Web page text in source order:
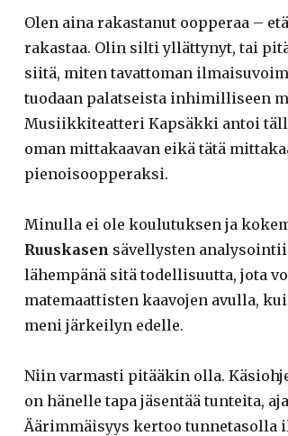
Olen aina rakastanut oopperaa –
rakastaa. Olin silti yllättynyt, tai
siitä, miten tavattoman
tuodaan palatseista inhimilliseen
Musiikkiteatteri Kapsäkki antoi
oman mittakaavan eikä tätä
pienoisoopperaksi.
Minulla ei ole koulutuksen ja
Ruuskasen sävellysten
lähempänä sitä todellisuutta, jota
matemaattisten kaavojen avulla,
meni järkeilyn edelle.
Niin varmasti pitääkin olla.
on hänelle tapa jäsentää tunteita,
Äärimmäisyys kertoo tunnetasolla